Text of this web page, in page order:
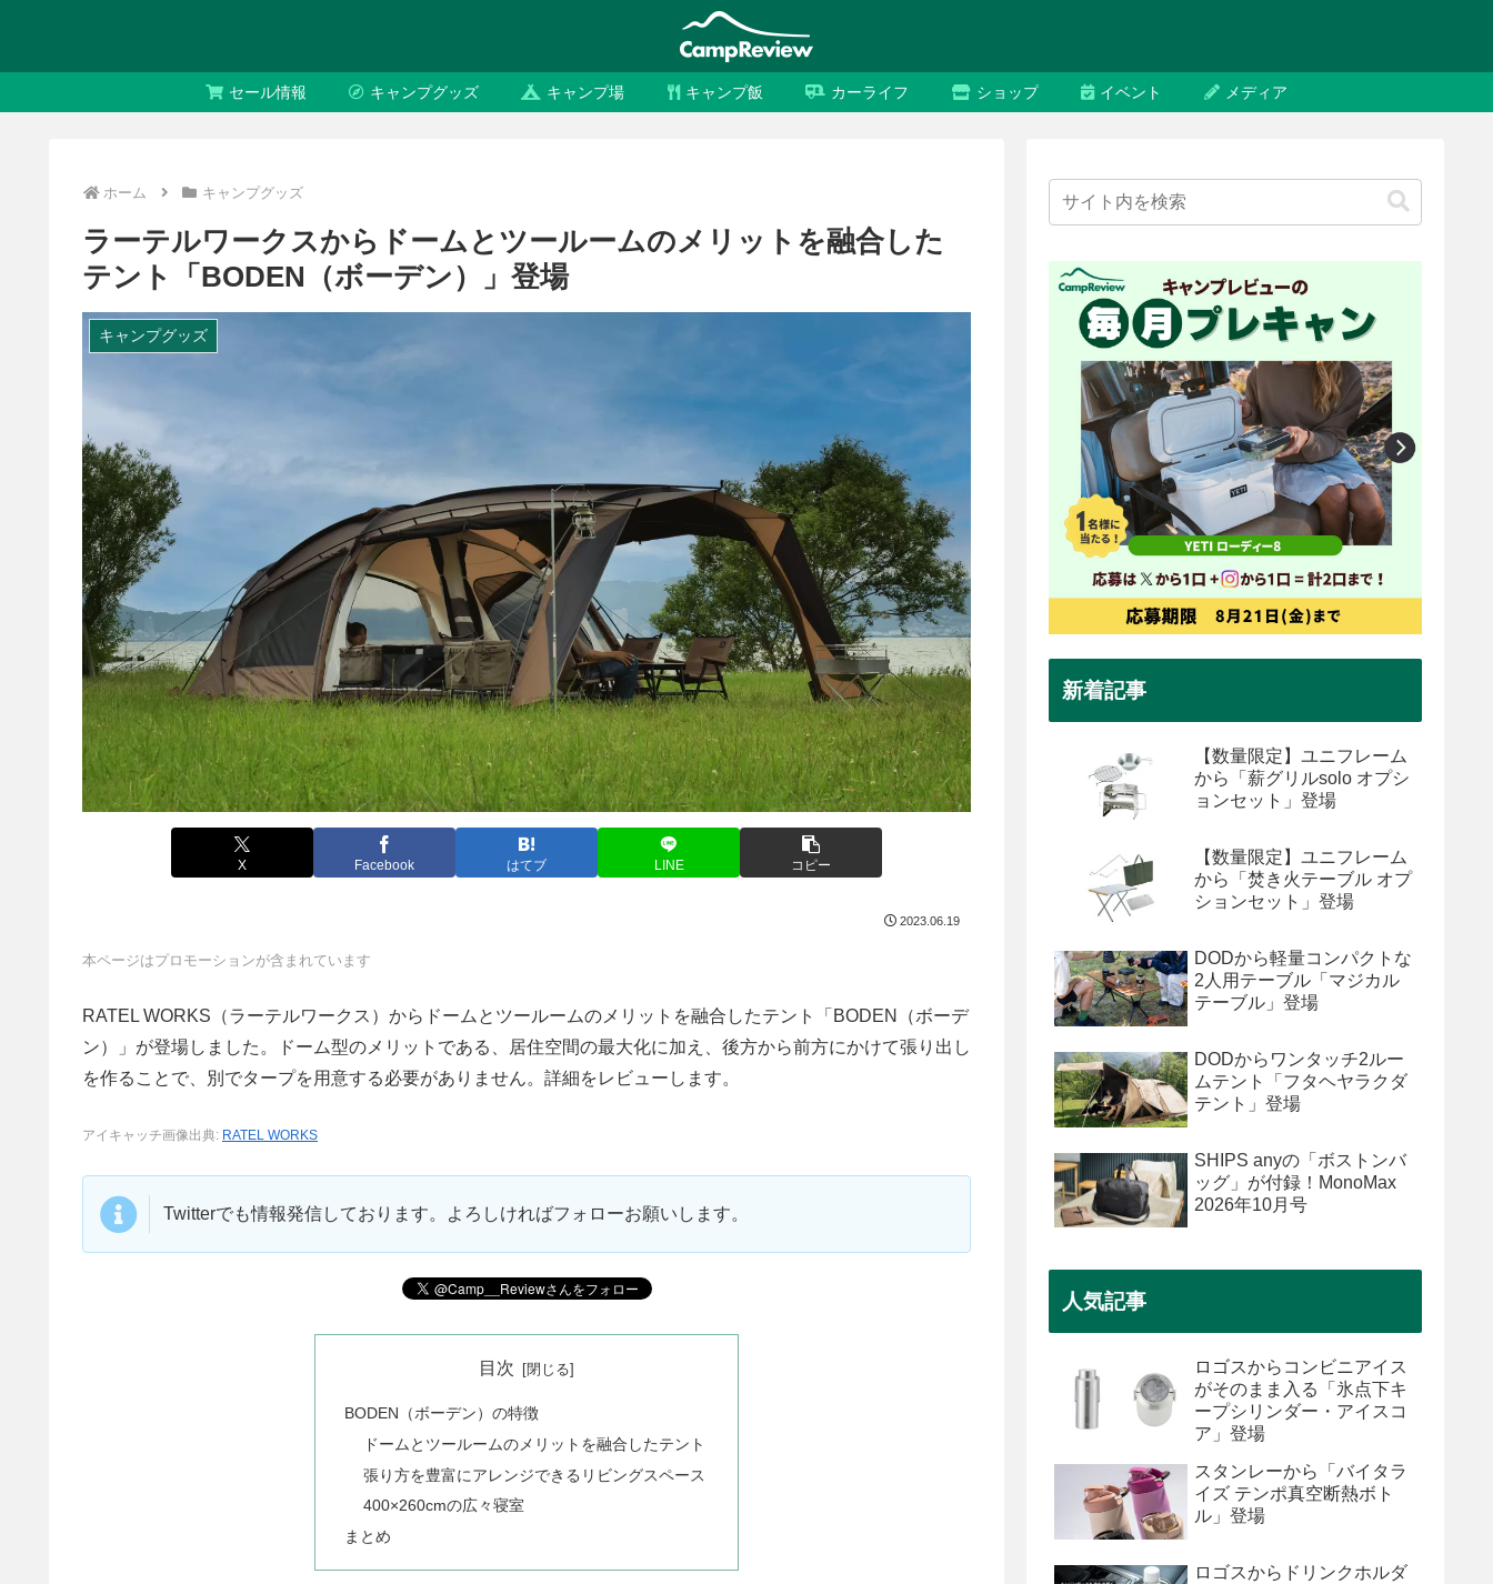
セール情報 キャンプグッズ キャンプ場 キャンプ飯 カーライフ ショップ イベント メディア
ホーム キャンプグッズ
ラーテルワークスからドームとツールームのメリットを融合した
テント「BODEN（ボーデン）」登場
キャンプグッズ
X Facebook はてブ LINE コピー
2023.06.19
本ページはプロモーションが含まれています
RATEL WORKS（ラーテルワークス）からドームとツールームのメリットを融合したテント「BODEN（ボーデ
ン）」が登場しました。ドーム型のメリットである、居住空間の最大化に加え、後方から前方にかけて張り出し
を作ることで、別でタープを用意する必要がありません。詳細をレビューします。
アイキャッチ画像出典: RATEL WORKS
Twitterでも情報発信しております。よろしければフォローお願いします。
目次
BODEN（ボーデン）の特徴
ドームとツールームのメリットを融合したテント
張り方を豊富にアレンジできるリビングスペース
400×260cmの広々寝室
まとめ
新着記事
【数量限定】ユニフレーム
から「薪グリルsolo オプシ
ョンセット」登場
【数量限定】ユニフレーム
から「焚き火テーブル オプ
ションセット」登場
DODから軽量コンパクトな
2人用テーブル「マジカル
テーブル」登場
DODからワンタッチ2ルー
ムテント「フタヘヤラクダ
テント」登場
SHIPS anyの「ボストンバ
ッグ」が付録！MonoMax
2026年10月号
人気記事
ロゴスからコンビニアイス
がそのまま入る「氷点下キ
ープシリンダー・アイスコ
ア」登場
スタンレーから「バイタラ
イズ テンポ真空断熱ボト
ル」登場
ロゴスからドリンクホルダ